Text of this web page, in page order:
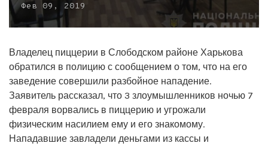
Фев 09, 2019
Владелец пиццерии в Слободском районе Харькова
обратился в полицию с сообщением о том, что на его
заведение совершили разбойное нападение.
Заявитель рассказал, что 3 злоумышленников ночью 7
февраля ворвались в пиццерию и угрожали
физическим насилием ему и его знакомому.
Нападавшие завладели деньгами из кассы и